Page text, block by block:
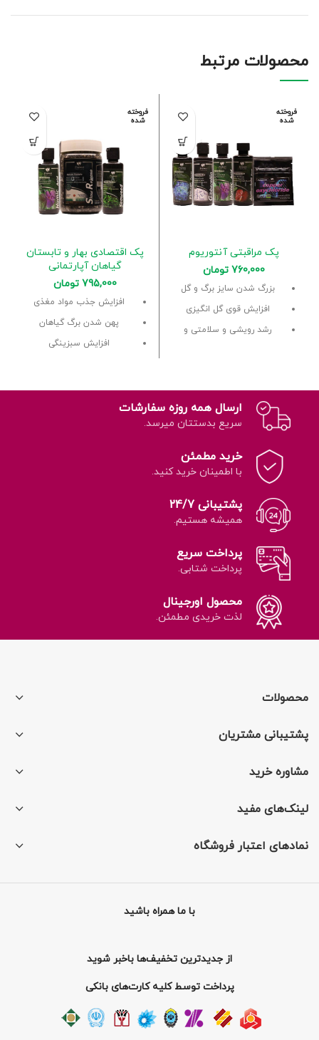
محصولات مرتبط
فروخته
شده
پک مراقبتی آنتوریوم
760,000 تومان
بزرگ شدن سایز برگ و گل
افزایش قوی گل انگیزی
رشد رویشی و سلامتی و
فروخته
شده
پک اقتصادی بهار و تابستان
گیاهان آپارتمانی
795,000 تومان
افزایش جذب مواد مغذی
پهن شدن برگ گیاهان
افزایش سبزینگی
ارسال همه روزه سفارشات
سریع بدستتان میرسد.
خرید مطمئن
با اطمینان خرید کنید.
پشتیبانی 24/7
همیشه هستیم.
پرداخت سریع
پرداخت شتابی.
محصول اورجینال
لذت خریدی مطمئن.
محصولات
پشتیبانی مشتریان
مشاوره خرید
لینک‌های مفید
نمادهای اعتبار فروشگاه
با ما همراه باشید
از جدیدترین تخفیف‌ها باخبر شوید
پرداخت توسط کلیه کارت‌های بانکی